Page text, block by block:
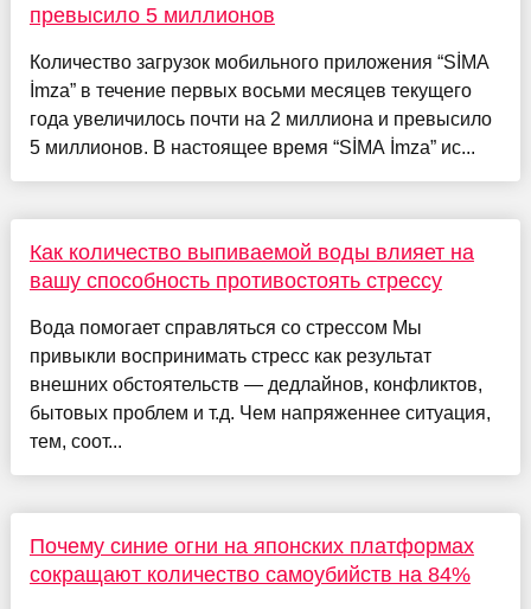
превысило 5 миллионов
Количество загрузок мобильного приложения “SİMA
İmza” в течение первых восьми месяцев текущего
года увеличилось почти на 2 миллиона и превысило
5 миллионов. В настоящее время “SİMA İmza” ис...
Как количество выпиваемой воды влияет на
вашу способность противостоять стрессу
Вода помогает справляться со стрессом Мы
привыкли воспринимать стресс как результат
внешних обстоятельств — дедлайнов, конфликтов,
бытовых проблем и т.д. Чем напряженнее ситуация,
тем, соот...
Почему синие огни на японских платформах
сокращают количество самоубийств на 84%